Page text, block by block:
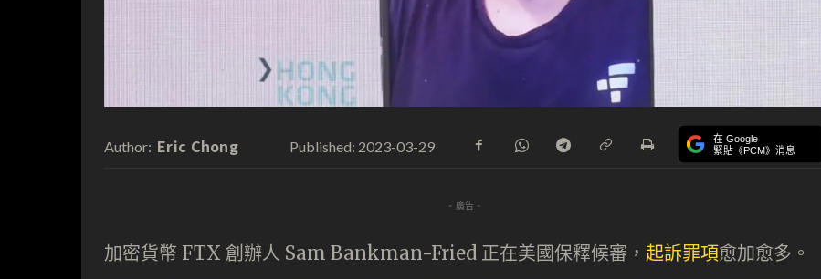
Author: Eric Chong Published: 2023-03-29 在 Google
緊貼《PCM》消息
- 廣告 -
加密貨幣 FTX 創辦人 Sam Bankman-Fried 正在美國保釋候審， 起訴罪項愈加愈多。